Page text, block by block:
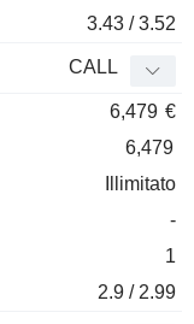
3.43 / 3.52
CALL
6,479 €
6,479
Illimitato
-
1
2.9 / 2.99